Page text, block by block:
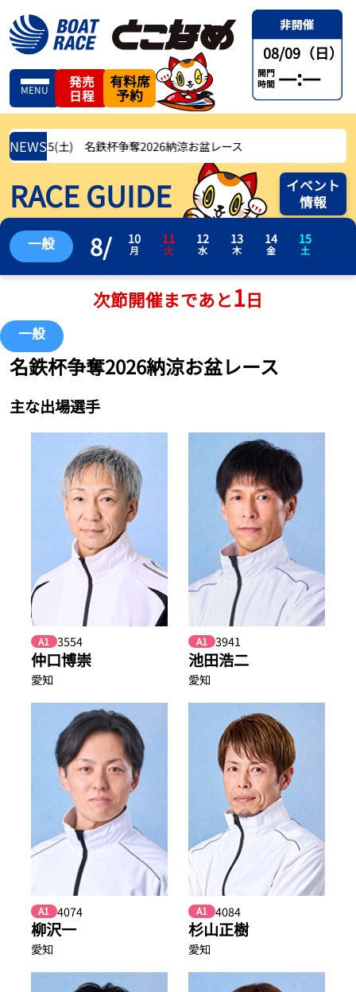
MENU
発売
日程
有料席
予約
08/09（日）
開門
時間 —:—
NEWS
8/15(土) 名鉄杯争奪2026納涼お盆レース
RACE GUIDE
イベント
情報
一般 8/ 10
月
11
火
12
水
13
木
14
金
15
土
次節開催まであと1日
一般
名鉄杯争奪2026納涼お盆レース
主な出場選手
A1 3554
仲口博崇
愛知
A1 3941
池田浩二
愛知
A1 4074
柳沢一
愛知
A1 4084
杉山正樹
愛知